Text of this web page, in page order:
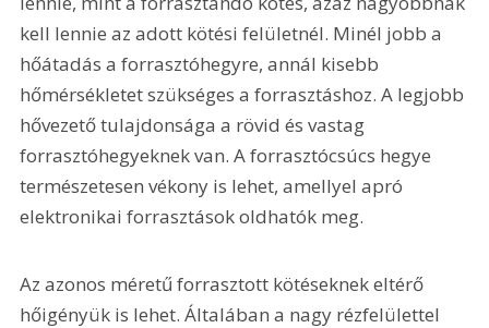
kell lennie az adott kötési felületnél. Minél jobb a
hőátadás a forrasztóhegyre, annál kisebb
hőmérsékletet szükséges a forrasztáshoz. A legjobb
hővezető tulajdonsága a rövid és vastag
forrasztóhegyeknek van. A forrasztócsúcs hegye
természetesen vékony is lehet, amellyel apró
elektronikai forrasztások oldhatók meg.
Az azonos méretű forrasztott kötéseknek eltérő
hőigényük is lehet. Általában a nagy rézfelülettel